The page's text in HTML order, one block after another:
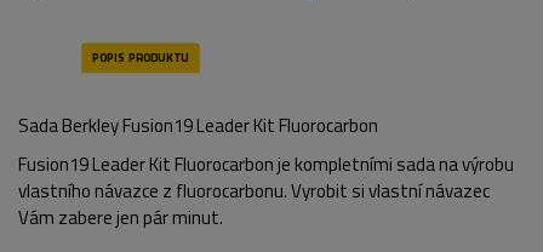
Sada Berkley Fusion19 Leader Kit Fluorocarbon
Fusion19 Leader Kit Fluorocarbon je kompletními sada na výrobu
vlastního návazce z fluorocarbonu.Vyrobit si vlastní návazec
Vám zabere jen pár minut.